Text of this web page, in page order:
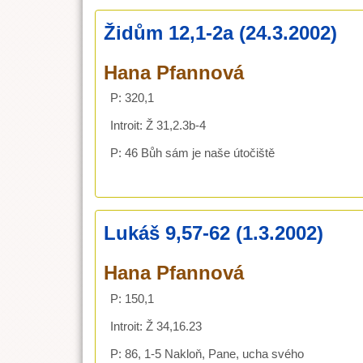
Židům 12,1-2a (24.3.2002)
Hana Pfannová
P: 320,1
Introit: Ž 31,2.3b-4
P: 46 Bůh sám je naše útočiště
Lukáš 9,57-62 (1.3.2002)
Hana Pfannová
P: 150,1
Introit: Ž 34,16.23
P: 86, 1-5 Nakloň, Pane, ucha svého